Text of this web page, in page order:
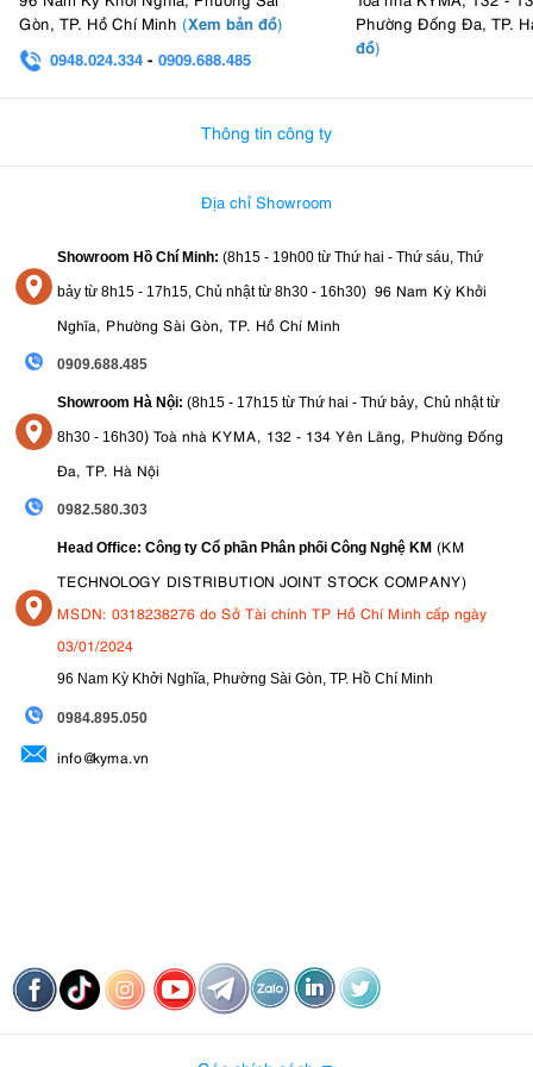
một ống kính hội tụ đầy đủ những yếu tố quan trọng mà người dùng
Fujifilm X đang tìm kiếm: dải tiêu cự linh hoạt, khẩu độ lớn f/2.8 và
chống rung hiệu quả. Không chỉ đáp ứng tốt nhu cầu chụp ảnh đa
thiếu vòng khẩu, nhưng xét trên tổng thể hiệu năng và giá trị mang
Gòn, TP. Hồ Chí Minh (Xem bản đồ)
0948.024.334 - 0909.688.485
Phường Đống Đa, TP.
đồ)
Thông tin công ty
Địa chỉ Showroom
Showroom Hồ Chí Minh: (8h15 - 19h00 từ Thứ hai - Thứ sáu, Thứ
bảy từ 8h15 - 17h15, Chủ nhật từ 8h30 - 16h30) 96 Nam Kỳ Khởi
Nghĩa, Phường Sài Gòn, TP. Hồ Chí Minh
0909.688.485
Showroom Hà Nội: (8h15 - 17h15 từ Thứ hai - Thứ bảy, Chủ nhật từ
8h30 - 16h30) Toà nhà KYMA, 132 - 134 Yên Lãng, Phường Đống
Đa, TP. Hà Nội
0982.580.303
Head Office: Công ty Cổ phần Phân phối Công Nghệ KM (KM
TECHNOLOGY DISTRIBUTION JOINT STOCK COMPANY)
MSDN: 0318238276 do Sở Tài chính TP Hồ Chí Minh cấp ngày
03/01/2024
96 Nam Kỳ Khởi Nghĩa, Phường Sài Gòn, TP. Hồ Chí Minh
0984.895.050
info@kyma.vn